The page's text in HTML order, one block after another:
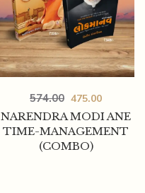
NARENDRA MODI ANE
TIME-MANAGEMENT
(COMBO)
574.00 475.00